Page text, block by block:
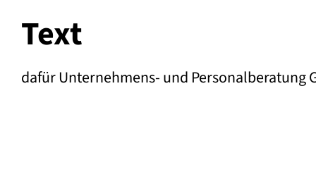
Text
dafür Unternehmens- und Personalberatung